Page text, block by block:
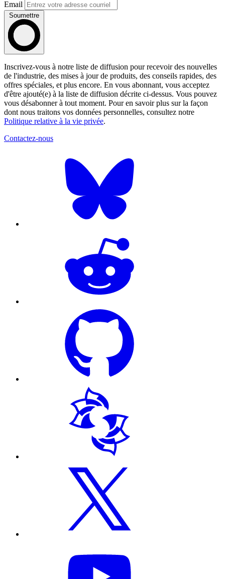
Email
Soumettre
Inscrivez-vous à notre liste de diffusion pour recevoir des nouvelles
de l'industrie, des mises à jour de produits, des conseils rapides, des
offres spéciales, et plus encore. En vous abonnant, vous acceptez
d'être ajouté(e) à la liste de diffusion décrite ci-dessus. Vous pouvez
vous désabonner à tout moment. Pour en savoir plus sur la façon
dont nous traitons vos données personnelles, consultez notre
Politique relative à la vie privée.
Contactez-nous